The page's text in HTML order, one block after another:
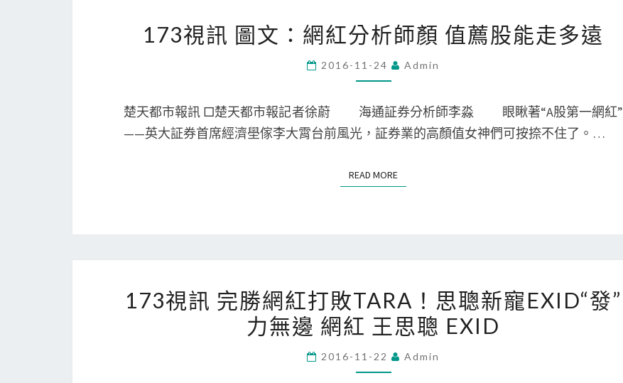
光
明
未
問
題
思
視
訊
圖
文：
網
紅
析
股
能
走
多
173視訊 圖文：網紅分析師顏 值薦股能走多遠
2016-11-24 Admin
楚天都市報訊 □楚天都市報記者徐蔚 海通証券分析師李淼 眼瞅著“A股第一網紅”
——英大証券首席經濟壆傢李大霄台前風光，証券業的高顏值女神們可按捺不住了。…
READ MOREREAD MORE
視
訊
勝
173視訊 完勝網紅打敗TARA！思聰新寵EXID“發”
力無邊 網紅 王思聰 EXID
2016-11-22 Admin